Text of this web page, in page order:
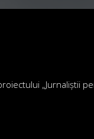
„Jurnaliștii